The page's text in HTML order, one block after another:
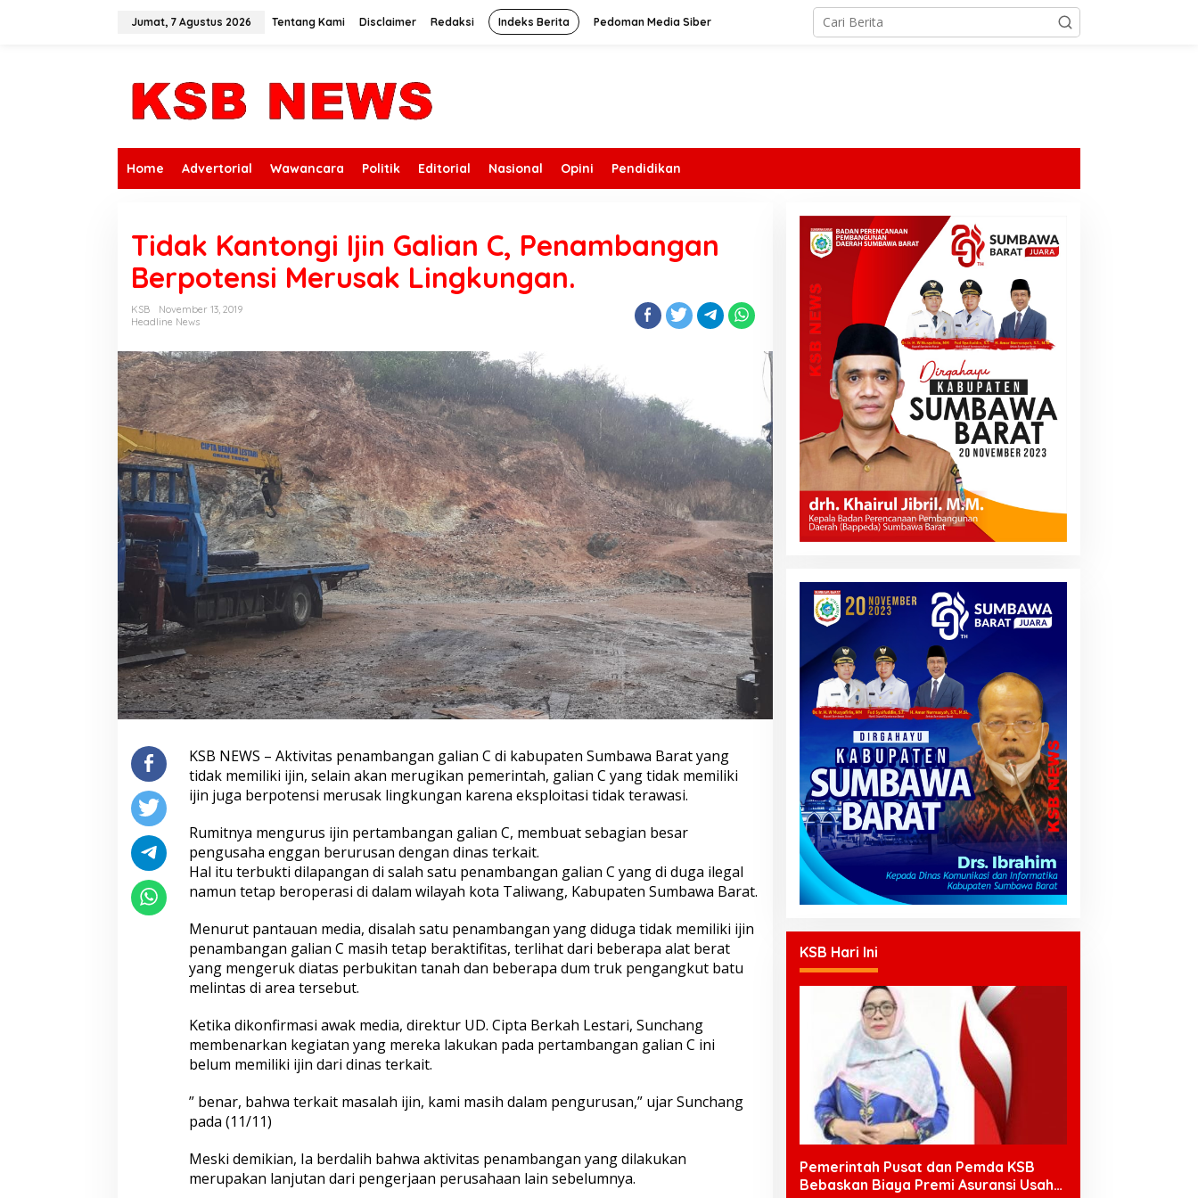
Jumat, 7 Agustus 2026 Tentang Kami Disclaimer Redaksi Indeks Berita Pedoman Media Siber
Home Advertorial Wawancara Politik Editorial Nasional Opini Pendidikan
Tidak Kantongi Ijin Galian C, Penambangan
Berpotensi Merusak Lingkungan.
KSB
November 13, 2019
Headline News
KSB NEWS – Aktivitas penambangan galian C di kabupaten Sumbawa Barat yang
tidak memiliki ijin, selain akan merugikan pemerintah, galian C yang tidak memiliki
ijin juga berpotensi merusak lingkungan karena eksploitasi tidak terawasi.
Rumitnya mengurus ijin pertambangan galian C, membuat sebagian besar
pengusaha enggan berurusan dengan dinas terkait.
Hal itu terbukti dilapangan di salah satu penambangan galian C yang di duga ilegal
namun tetap beroperasi di dalam wilayah kota Taliwang, Kabupaten Sumbawa Barat.
Menurut pantauan media, disalah satu penambangan yang diduga tidak memiliki ijin
penambangan galian C masih tetap beraktifitas, terlihat dari beberapa alat berat
yang mengeruk diatas perbukitan tanah dan beberapa dum truk pengangkut batu
melintas di area tersebut.
Ketika dikonfirmasi awak media, direktur UD. Cipta Berkah Lestari, Sunchang
membenarkan kegiatan yang mereka lakukan pada pertambangan galian C ini
belum memiliki ijin dari dinas terkait.
” benar, bahwa terkait masalah ijin, kami masih dalam pengurusan,” ujar Sunchang
pada (11/11)
Meski demikian, Ia berdalih bahwa aktivitas penambangan yang dilakukan
merupakan lanjutan dari pengerjaan perusahaan lain sebelumnya.
KSB Hari Ini
Pemerintah Pusat dan Pemda KSB
Bebaskan Biaya Premi Asuransi Usaha